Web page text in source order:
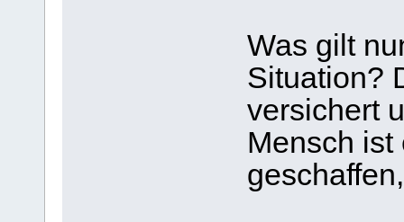
Was gilt
Situation?
versichert
Mensch